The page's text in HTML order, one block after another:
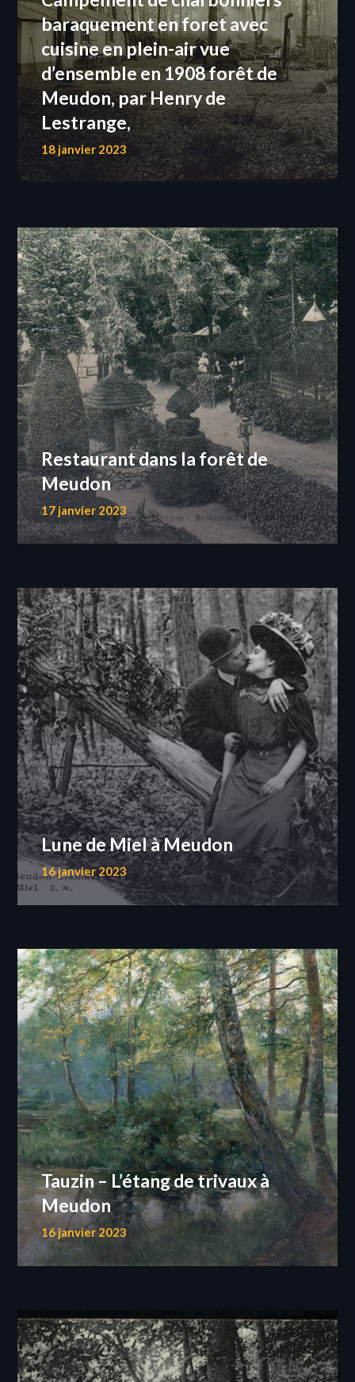
baraquement en foret avec
cuisine en plein-air vue
d’ensemble en 1908 forêt de
Meudon, par Henry de
Lestrange,
18 janvier 2023
Restaurant dans la forêt de
Meudon
17 janvier 2023
Lune de Miel à Meudon
16 janvier 2023
Tauzin – L’étang de trivaux à
Meudon
16 janvier 2023